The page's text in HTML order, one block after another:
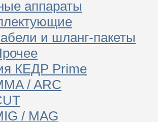
аппараты
и шланг-пакеты
КЕДР Prime
/ ARC
/ MAG